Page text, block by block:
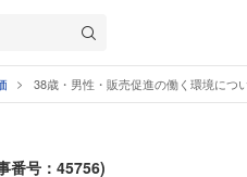
38歳・男性・販売促進の働く環境につ
番号：45756)